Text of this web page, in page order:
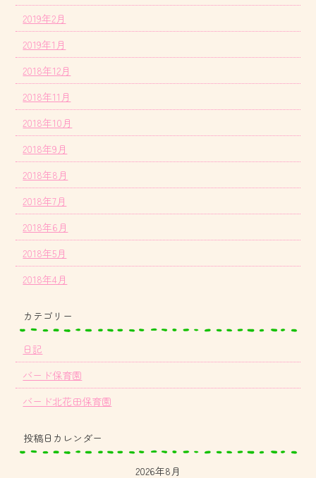
2019年2月
2019年1月
2018年12月
2018年11月
2018年10月
2018年9月
2018年8月
2018年7月
2018年6月
2018年5月
2018年4月
カテゴリー
日記
バード保育園
バード北花田保育園
投稿日カレンダー
2026年8月